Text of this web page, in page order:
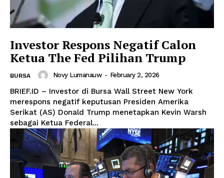
Investor Respons Negatif Calon
Ketua The Fed Pilihan Trump
BURSA Novy Lumanauw - February 2, 2026
BRIEF.ID – Investor di Bursa Wall Street New York
merespons negatif keputusan Presiden Amerika
Serikat (AS) Donald Trump menetapkan Kevin Warsh
sebagai Ketua Federal...